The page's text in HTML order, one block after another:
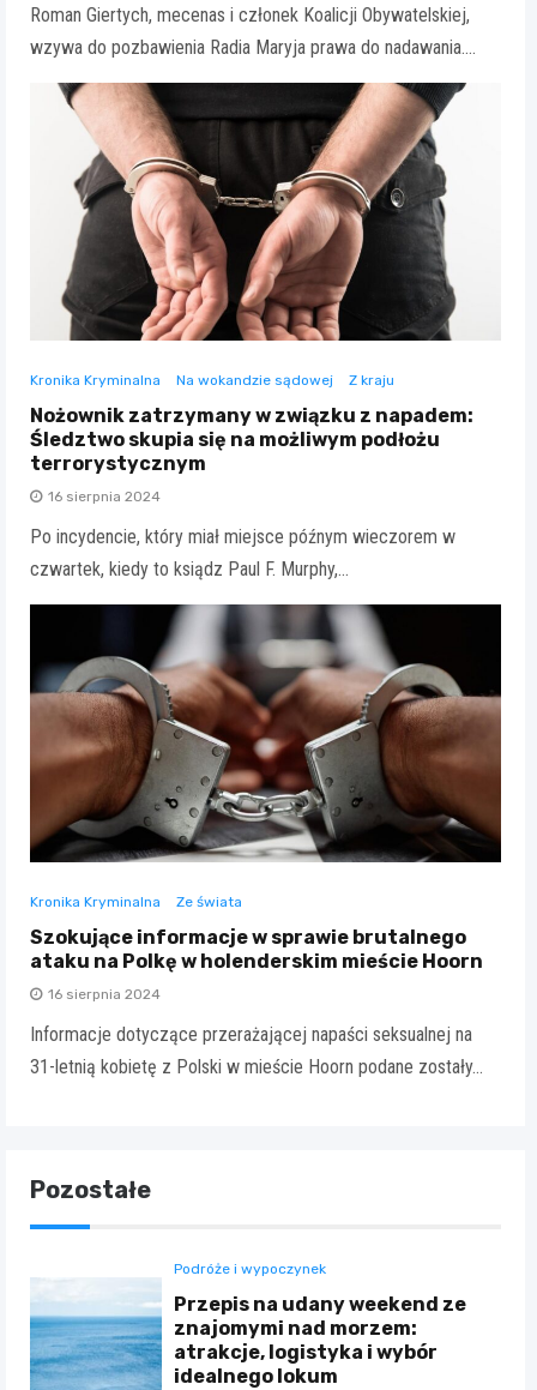
Roman Giertych, mecenas i członek Koalicji Obywatelskiej,
wzywa do pozbawienia Radia Maryja prawa do nadawania.…
Kronika Kryminalna Na wokandzie sądowej Z kraju
Nożownik zatrzymany w związku z napadem:
Śledztwo skupia się na możliwym podłożu
terrorystycznym
16 sierpnia 2024
Po incydencie, który miał miejsce późnym wieczorem w
czwartek, kiedy to ksiądz Paul F. Murphy,…
Kronika Kryminalna Ze świata
Szokujące informacje w sprawie brutalnego
ataku na Polkę w holenderskim mieście Hoorn
16 sierpnia 2024
Informacje dotyczące przerażającej napaści seksualnej na
31-letnią kobietę z Polski w mieście Hoorn podane zostały…
Pozostałe
Podróże i wypoczynek
Przepis na udany weekend ze
znajomymi nad morzem:
atrakcje, logistyka i wybór
idealnego lokum